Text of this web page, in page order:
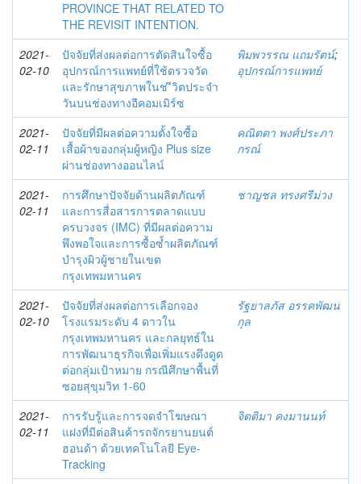
PROVINCE THAT RELATED TO
THE REVISIT INTENTION.
2021-
02-10
ปัจจัยที่ส่งผลต่อการตัดสินใจซื้อ
อุปกรณ์การแพทย์ที่ใช้ตรวจวัด
และรักษาสุขภาพในช ีวิตประจำ
วันบนช่องทางอีคอมเมิร์ซ
พิมพวรรณ แถมรัตน์;
อุปกรณ์การแพทย์
2021-
02-11
ปัจจัยที่มีผลต่อความตั้งใจซื้อ
เสื้อผ้าของกลุ่มผู้หญิง Plus size
ผ่านช่องทางออนไลน์
คณิตตา พงศ์ประภา
กรณ์
2021-
02-11
การศึกษาปัจจัยด้านผลิตภัณฑ์
และการสื่อสารการตลาดแบบ
ครบวงจร (IMC) ที่มีผลต่อความ
พึงพอใจและการซื้อซ้ำผลิตภัณฑ์
บำรุงผิวผู้ชายในเขต
กรุงเทพมหานคร
ชาญชล ทรงศรีม่วง
2021-
02-10
ปัจจัยที่ส่งผลต่อการเลือกจอง
โรงแรมระดับ 4 ดาวใน
กรุงเทพมหานคร และกลยุทธ์ใน
การพัฒนาธุรกิจเพื่อเพิ่มแรงดึงดูด
ต่อกลุ่มเป้าหมาย กรณีศึกษาพื้นที่
ซอยสุขุมวิท 1-60
รัฐยาลภัส อรรคพัฒน
กุล
2021-
02-11
การรับรู้และการจดจำโฆษณา
แฝงที่มีต่อสินค้ารถจักรยานยนต์
ฮอนด้า ด้วยเทคโนโลยี Eye-
Tracking
จิตติมา คงมานนท์